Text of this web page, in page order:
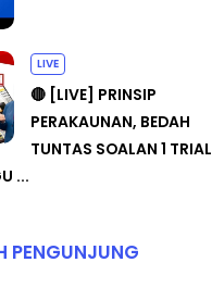
LIVE
🔴 [LIVE] PRINSIP
PERAKAUNAN, BEDAH
TUNTAS SOALAN 1 TRIAL
...
PENGUNJUNG